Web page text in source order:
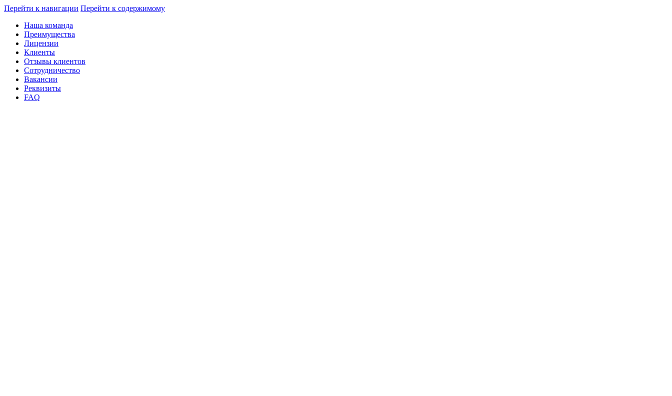
Перейти к навигации Перейти к содержимому
Наша команда
Преимущества
Лицензии
Клиенты
Отзывы клиентов
Сотрудничество
Вакансии
Реквизиты
FAQ